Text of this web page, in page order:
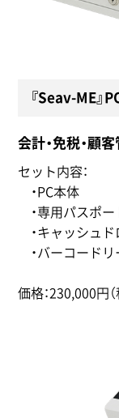
『Seav-ME』
会計・免税・顧
セット内容：
・PC本体
・専用パスポー
・キャッシュド
・バーコードリ
価格：230,000円（